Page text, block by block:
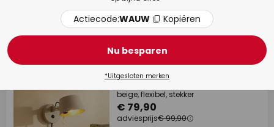
Op voorraad
adviesprijs -20%
beige, flexibel, stekker
€ 79,90
adviesprijs€ 99,90
Actiecode:WAUW Kopiëren
Nu besparen
*Uitgesloten merken